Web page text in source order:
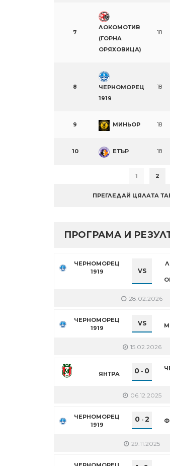
7
ЛОКОМОТИВ
(ГОРНА
ОРЯХОВИЦА)
18
8
ЧЕРНОМОРЕЦ
1919
18
9 МИНЬОР 18
10 ЕТЪР 18
1 2
ПРЕГЛЕДАЙ ЦЯЛАТА
ПРОГРАМА И
ЧЕРНОМОРЕЦ
1919
VS
28.02.2026
ЧЕРНОМОРЕЦ
1919
VS
15.02.2026
ЯНТРА 0 - 0
06.12.2025
ЧЕРНОМОРЕЦ
1919
0- 2
29.11.2025